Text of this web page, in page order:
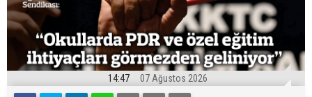
14:47 07 Ağustos 2026